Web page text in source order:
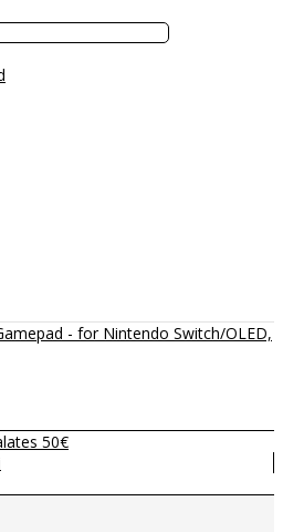
- for Nintendo Switch/OLED,
50€